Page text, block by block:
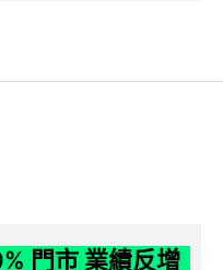
門市 業績反增